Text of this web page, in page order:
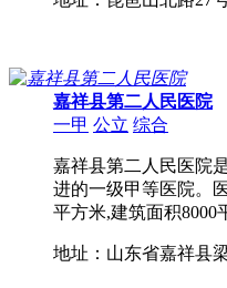
嘉祥县第二人民医院
一甲 公立 综合
嘉祥县第二人民医院
进的一级甲等医院。
平方米,建筑面积8000
地址：山东省嘉祥县